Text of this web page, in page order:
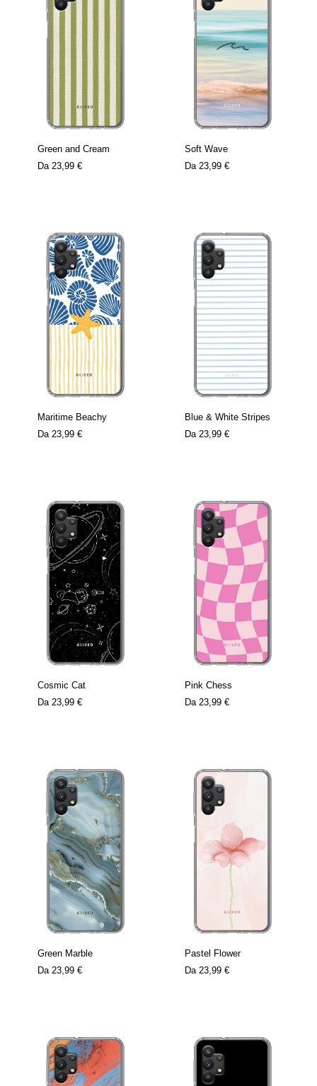
Green and Cream
Da 23,99 €
Soft Wave
Da 23,99 €
Maritime Beachy
Da 23,99 €
Blue & White Stripes
Da 23,99 €
Cosmic Cat
Da 23,99 €
Pink Chess
Da 23,99 €
Green Marble
Da 23,99 €
Pastel Flower
Da 23,99 €